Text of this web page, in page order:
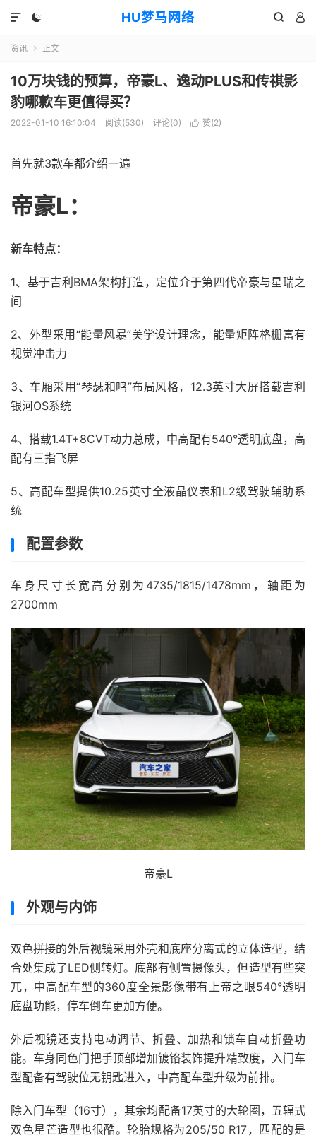
HU梦马网络
  

资讯  正文
10万块钱的预算，帝豪L、逸动PLUS和传祺影
豹哪款车更值得买？
2022-01-10 16:10:04 阅读(530) 评论(0)  赞(2)
首先就3款车都介绍一遍
帝豪L：
新车特点：
1、基于吉利BMA架构打造，定位介于第四代帝豪与星瑞之
间
2、外型采用“能量风暴”美学设计理念，能量矩阵格栅富有
视觉冲击力
3、车厢采用“琴瑟和鸣”布局风格，12.3英寸大屏搭载吉利
银河OS系统
4、搭载1.4T+8CVT动力总成，中高配有540°透明底盘，高
配有三指飞屏
5、高配车型提供10.25英寸全液晶仪表和L2级驾驶辅助系
统
配置参数
车身尺寸长宽高分别为4735/1815/1478mm，轴距为
2700mm
帝豪L
外观与内饰
双色拼接的外后视镜采用外壳和底座分离式的立体造型，结
合处集成了LED侧转灯。底部有侧置摄像头，但造型有些突
兀，中高配车型的360度全景影像带有上帝之眼540°透明
底盘功能，停车倒车更加方便。
外后视镜还支持电动调节、折叠、加热和锁车自动折叠功
能。车身同色门把手顶部增加镀铬装饰提升精致度，入门车
型配备有驾驶位无钥匙进入，中高配车型升级为前排。
除入门车型（16寸），其余均配备17英寸的大轮圈，五辐式
双色星芒造型也很酷。轮胎规格为205/50 R17，匹配的是